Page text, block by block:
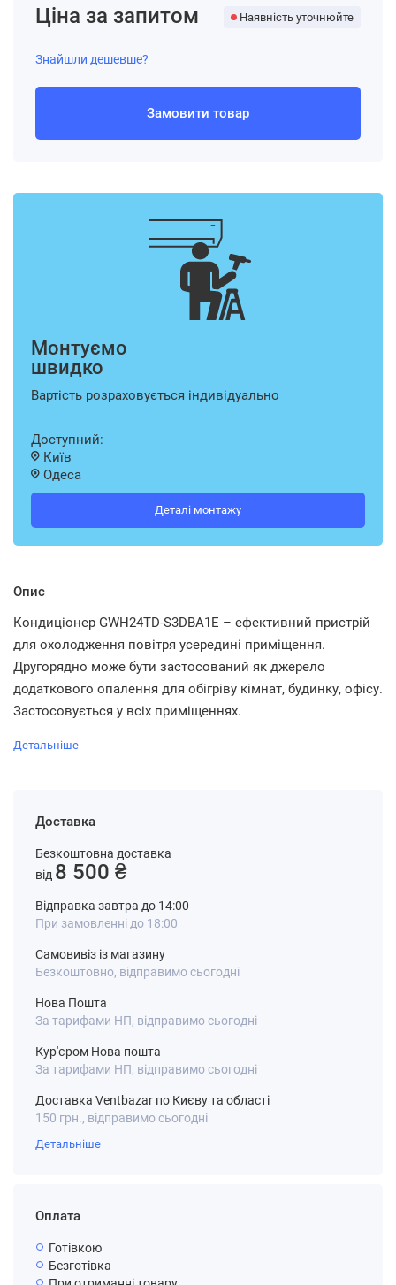
Монтуємо
швидко
Вартість розраховується індивідуально
Доступний:
Київ
Одеса
Деталі монтажу
Опис
Кондиціонер GWH24TD-S3DBA1E – ефективний пристрій
для охолодження повітря усередині приміщення.
Другорядно може бути застосований як джерело
додаткового опалення для обігріву кімнат, будинку, офісу.
Застосовується у всіх приміщеннях.
Детальніше
Доставка
Безкоштовна доставка
від 8 500 ₴
Відправка завтра до 14:00
При замовленні до 18:00
Самовивіз із магазину
Безкоштовно, відправимо сьогодні
Нова Пошта
За тарифами НП, відправимо сьогодні
Кур'єром Нова пошта
За тарифами НП, відправимо сьогодні
Доставка Ventbazar по Києву та області
150 грн., відправимо сьогодні
Детальніше
Оплата
Готівкою
Безготівка
Ціна за запитом Наявність уточнюйте
Знайшли дешевше?
Замовити товар